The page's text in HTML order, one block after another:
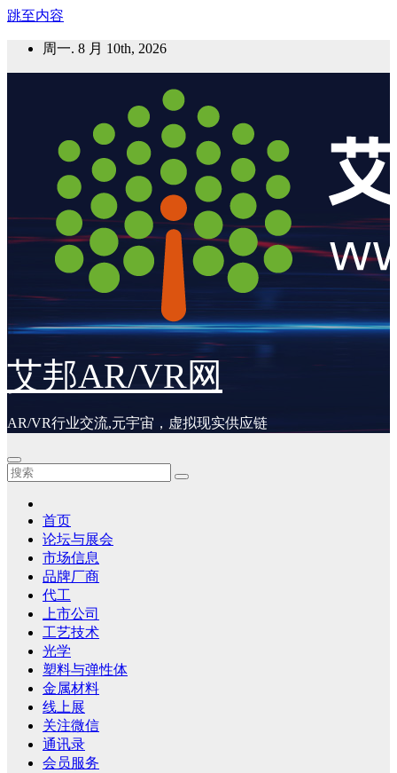
跳至内容
周一. 8 月 10th, 2026
艾邦AR/VR网
AR/VR行业交流,元宇宙，虚拟现实供应链
首页
论坛与展会
市场信息
品牌厂商
代工
上市公司
工艺技术
光学
塑料与弹性体
金属材料
线上展
关注微信
通讯录
会员服务